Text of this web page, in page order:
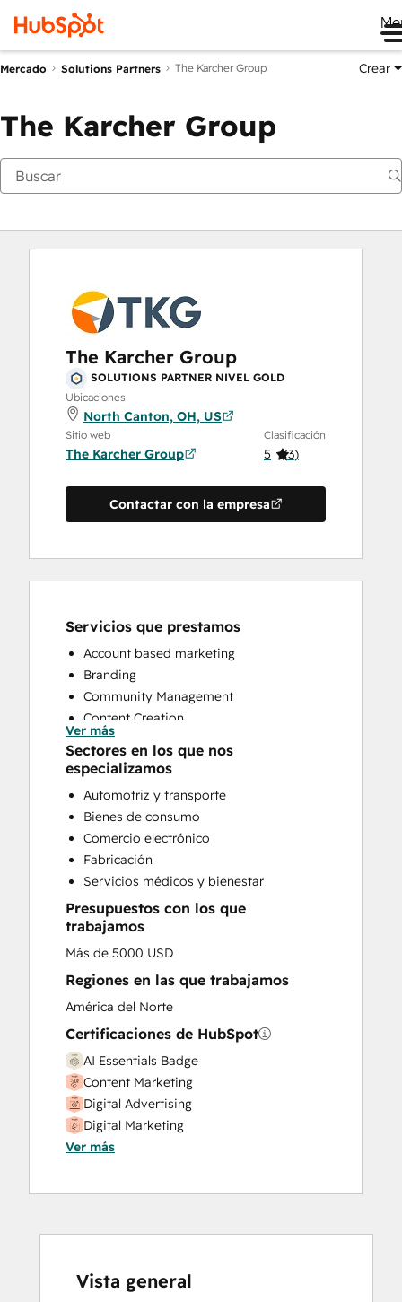
Mercado Solutions Partners The Karcher Group Crear
The Karcher Group
The Karcher Group
SOLUTIONS PARTNER NIVEL GOLD
Ubicaciones
North Canton, OH, US
Sitio web
The Karcher Group
Clasificación
5 (3)
Contactar con la empresa
Servicios que prestamos
Account based marketing
Branding
Community Management
Content Creation
Conversational Marketing
CRM Implementation
CRM Migration
Custom API Integrations
Customer Marketing
Customer Support Training
Email Marketing
Full Inbound Marketing Services
Help Desk Implementation
HubSpot Onboarding
Paid Advertising
Programmable Automation
Public Relations
Sales Enablement
Search Engine Optimization
Social Media
Video Production
Website Design
Website Development
Ver más
Sectores en los que nos
especializamos
Automotriz y transporte
Bienes de consumo
Comercio electrónico
Fabricación
Servicios médicos y bienestar
Presupuestos con los que
trabajamos
Más de 5000 USD
Regiones en las que trabajamos
América del Norte
Certificaciones de HubSpot
AI Essentials Badge
Content Marketing
Digital Advertising
Digital Marketing
Email Marketing Certification
HubSpot Sales Hub Software
Inbound Marketing
SEO
Ver más
Vista general